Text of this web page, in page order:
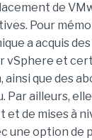
de
Pour
a acquis
vSphere et
ainsi que des
Par ailleurs,
et de mises à
une option